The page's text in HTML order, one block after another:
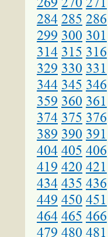
284 285 286
299 300 301
314 315 316
329 330 331
344 345 346
359 360 361
374 375 376
389 390 391
404 405 406
419 420 421
434 435 436
449 450 451
464 465 466
479 480 481